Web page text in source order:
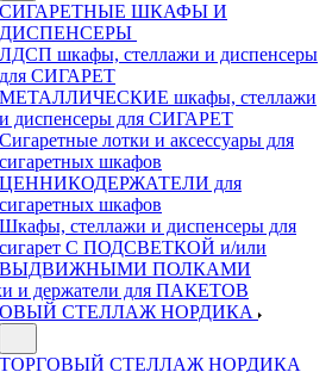
СИГАРЕТНЫЕ ШКАФЫ И
ДИСПЕНСЕРЫ
ЛДСП шкафы, стеллажи и диспенсеры
для СИГАРЕТ
МЕТАЛЛИЧЕСКИЕ шкафы, стеллажи
и диспенсеры для СИГАРЕТ
Сигаретные лотки и аксессуары для
сигаретных шкафов
ЦЕННИКОДЕРЖАТЕЛИ для
сигаретных шкафов
Шкафы, стеллажи и диспенсеры для
сигарет С ПОДСВЕТКОЙ и/или
ВЫДВИЖНЫМИ ПОЛКАМИ
и держатели для ПАКЕТОВ
СТЕЛЛАЖ НОРДИКА
ТОРГОВЫЙ СТЕЛЛАЖ НОРДИКА